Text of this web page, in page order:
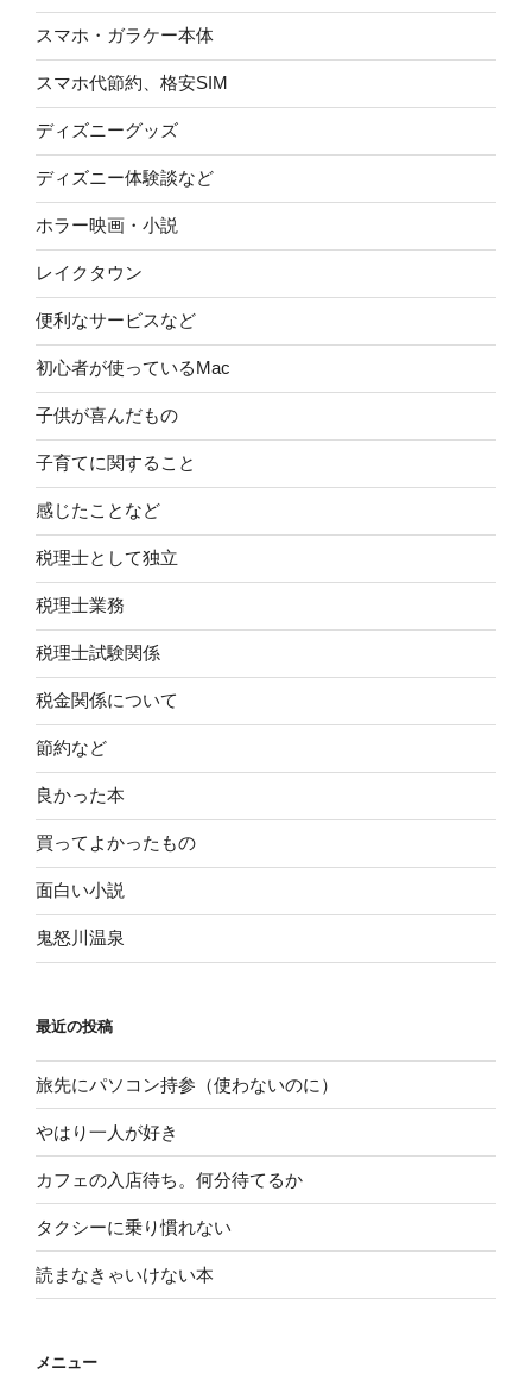
スマホ・ガラケー本体
スマホ代節約、格安SIM
ディズニーグッズ
ディズニー体験談など
ホラー映画・小説
レイクタウン
便利なサービスなど
初心者が使っているMac
子供が喜んだもの
子育てに関すること
感じたことなど
税理士として独立
税理士業務
税理士試験関係
税金関係について
節約など
良かった本
買ってよかったもの
面白い小説
鬼怒川温泉
最近の投稿
旅先にパソコン持参（使わないのに）
やはり一人が好き
カフェの入店待ち。何分待てるか
タクシーに乗り慣れない
読まなきゃいけない本
メニュー